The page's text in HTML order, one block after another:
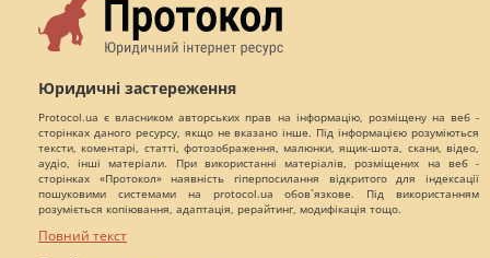
Юридичні застереження
Protocol.ua є власником авторських прав на інформацію, розміщену на веб -
сторінках даного ресурсу, якщо не вказано інше. Під інформацією розуміються
тексти, коментарі, статті, фотозображення, малюнки, ящик-шота, скани, відео,
аудіо, інші матеріали. При використанні матеріалів, розміщених на веб -
сторінках «Протокол» наявність гіперпосилання відкритого для індексації
пошуковими системами на protocol.ua обов`язкове. Під використанням
розуміється копіювання, адаптація, рерайтинг, модифікація тощо.
Повний текст